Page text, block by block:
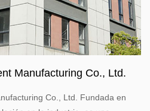
Manufacturing Co., Ltd.
Co., Ltd. Fundada en